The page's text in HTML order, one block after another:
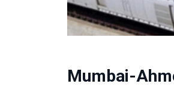
Mumbai-